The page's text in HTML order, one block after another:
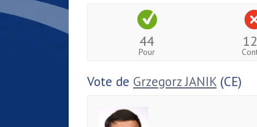
44
Pour
Vote de Grzegorz JANIK (CE)